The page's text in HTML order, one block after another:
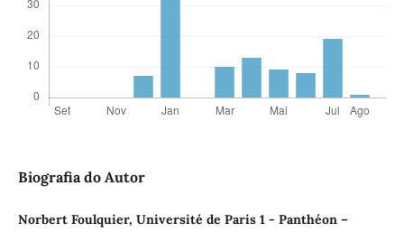
Biografia do Autor
Norbert Foulquier, Université de Paris 1 - Panthéon –